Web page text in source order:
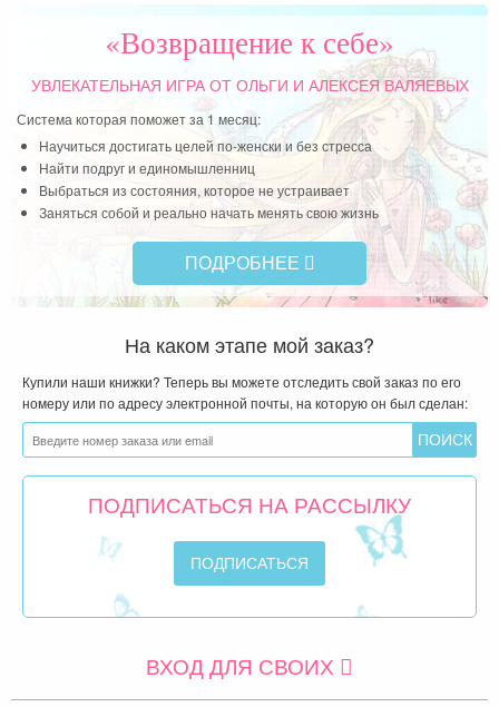
«Возвращение к себе»
УВЛЕКАТЕЛЬНАЯ ИГРАОТ ОЛЬГИ И АЛЕКСЕЯ ВАЛЯЕВЫХ
Система которая поможет за 1 месяц:
Научиться достигать целей по-женски и без стресса
Найти подруг и единомышленниц
Выбраться из состояния, которое не устраивает
Заняться собой и реально начать менять свою жизнь
ПОДРОБНЕЕ
На каком этапе мой заказ?
Купили наши книжки? Теперь вы можете отследить свой заказ по его
номеру или по адресу электронной почты, на которую он был сделан:
ПОДПИСАТЬСЯ НА РАССЫЛКУ
ВХОД ДЛЯ СВОИХ